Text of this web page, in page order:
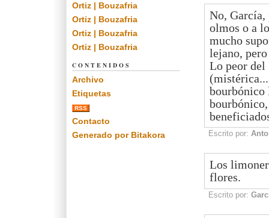
No, García,
olmos o a
mucho
lejano,
Lo peor del
bourbónico
Escrito por:
Los
flores.
Escrito por:
Ortiz | Bouzafria
Ortiz | Bouzafria
Ortiz | Bouzafria
Ortiz | Bouzafria
CONTENIDOS
Archivo
Etiquetas
RSS
Contacto
Generado por Bitakora